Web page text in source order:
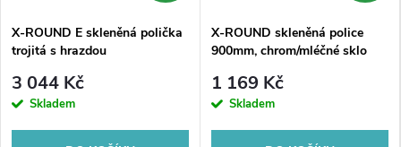
X-ROUND E skleněná polička
trojitá s hrazdou
3 044 Kč
Skladem
X-ROUND skleněná police
900mm, chrom/mléčné sklo
1 169 Kč
Skladem